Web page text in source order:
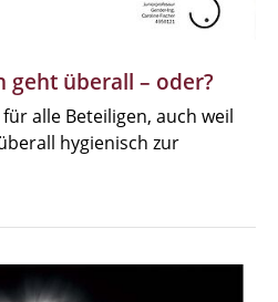
geht überall – oder?
alle Beteiligen, auch weil
hygienisch zur